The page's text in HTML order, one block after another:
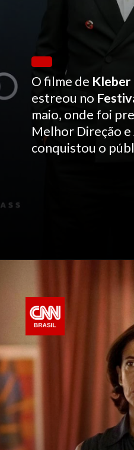
O filme de Kleber
estreou no
maio, onde foi
Melhor Direção e
conquistou o